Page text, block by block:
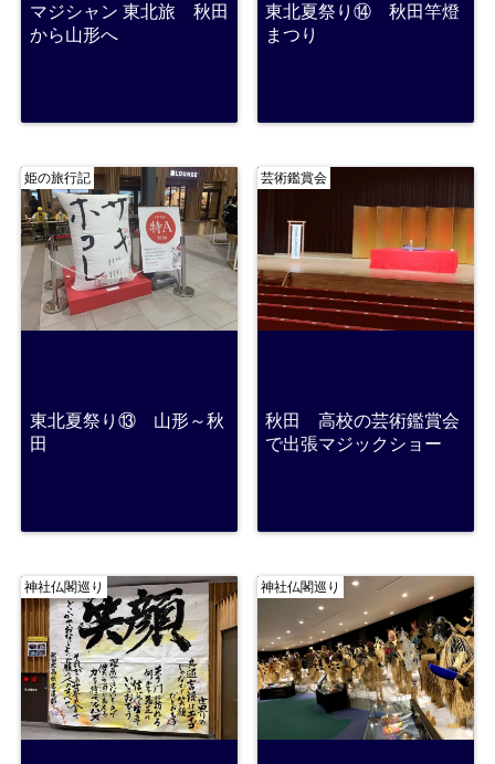
マジシャン 東北旅 秋田
から山形へ
東北夏祭り⑭ 秋田竿燈
まつり
姫の旅行記
東北夏祭り⑬ 山形～秋
田
芸術鑑賞会
秋田 高校の芸術鑑賞会
で出張マジックショー
神社仏閣巡り 神社仏閣巡り